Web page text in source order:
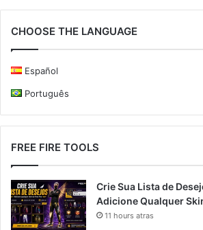
CHOOSE THE LANGUAGE
Español
Português
FREE FIRE TOOLS
Crie Sua Lista de
Adicione Qualquer
11 hours atras